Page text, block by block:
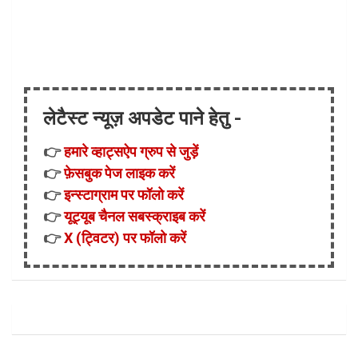
लेटैस्ट न्यूज़ अपडेट पाने हेतु -
👉हमारे व्हाट्सऐप ग्रुप से जुड़ें
👉फ़ेसबुक पेज लाइक करें
👉इन्स्टाग्राम पर फॉलो करें
👉यूट्यूब चैनल सबस्क्राइब करें
👉X (ट्विटर) पर फॉलो करें